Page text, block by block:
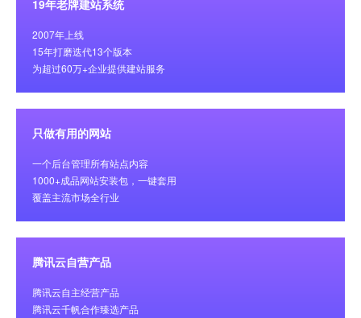
19年老牌建站系统
2007年上线
15年打磨迭代13个版本
为超过60万+企业提供建站服务
只做有用的网站
一个后台管理所有站点内容
1000+成品网站安装包，一键套用
覆盖主流市场全行业
腾讯云自营产品
腾讯云自主经营产品
腾讯云千帆合作臻选产品